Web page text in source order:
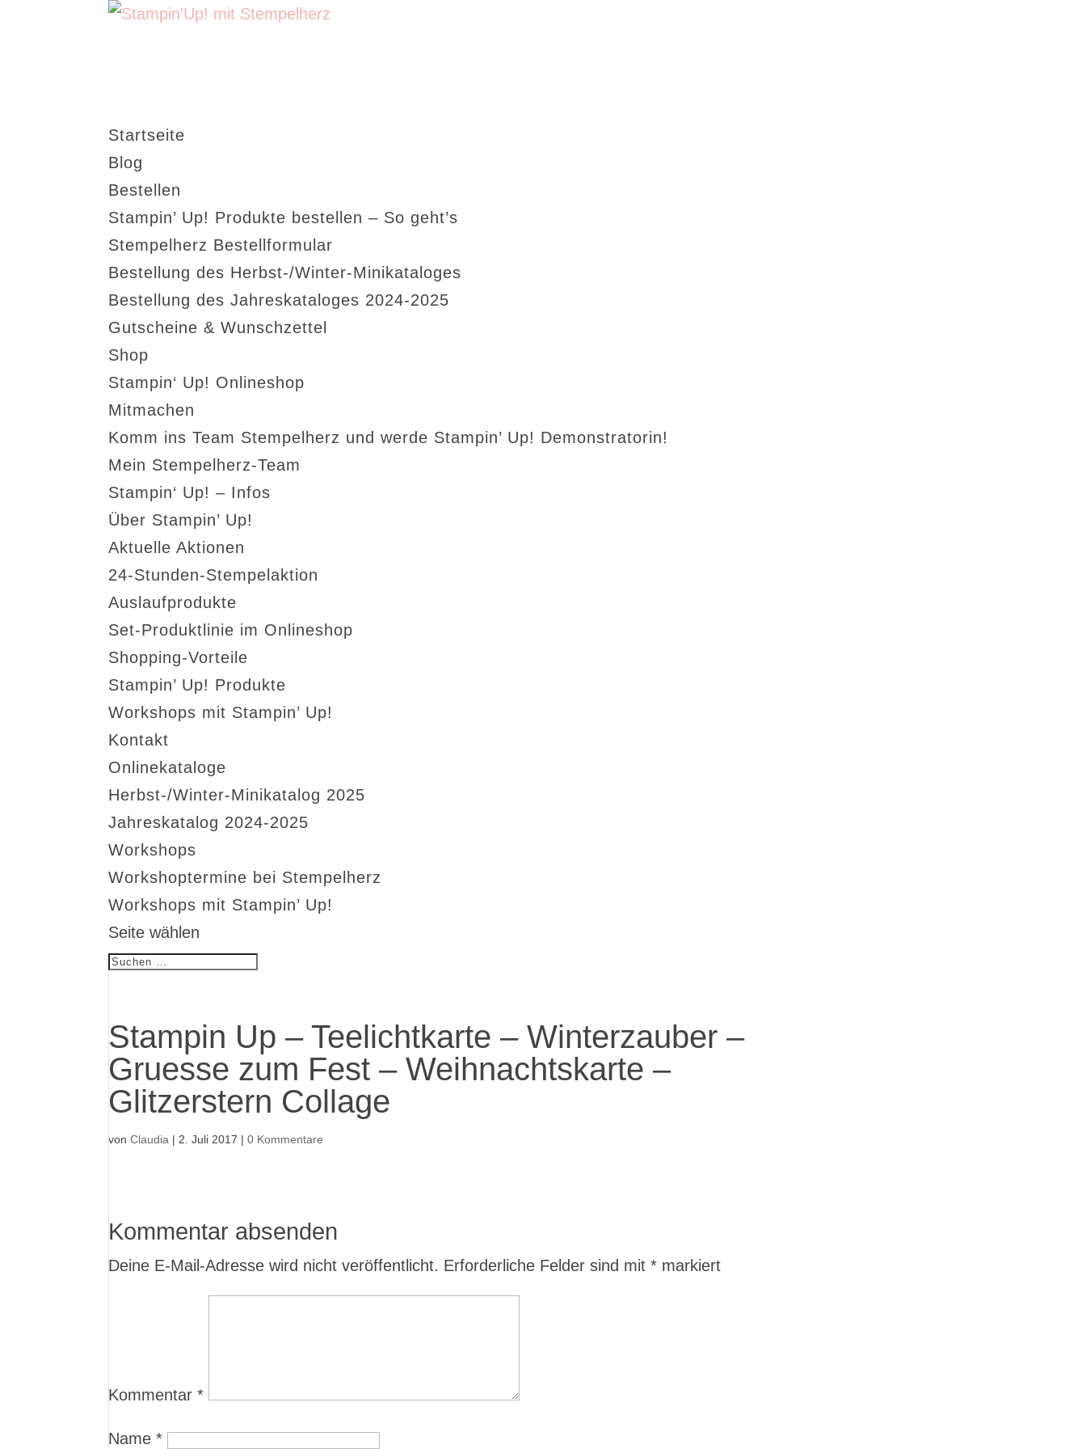
Startseite
Blog
Bestellen
Stampin’ Up! Produkte bestellen – So geht’s
Stempelherz Bestellformular
Bestellung des Herbst-/Winter-Minikataloges
Bestellung des Jahreskataloges 2024-2025
Gutscheine & Wunschzettel
Shop
Stampin‘ Up! Onlineshop
Mitmachen
Komm ins Team Stempelherz und werde Stampin’ Up! Demonstratorin!
Mein Stempelherz-Team
Stampin‘ Up! – Infos
Über Stampin’ Up!
Aktuelle Aktionen
24-Stunden-Stempelaktion
Auslaufprodukte
Set-Produktlinie im Onlineshop
Shopping-Vorteile
Stampin’ Up! Produkte
Workshops mit Stampin’ Up!
Kontakt
Onlinekataloge
Herbst-/Winter-Minikatalog 2025
Jahreskatalog 2024-2025
Workshops
Workshoptermine bei Stempelherz
Workshops mit Stampin’ Up!
Seite wählen
Stampin Up – Teelichtkarte – Winterzauber –
Gruesse zum Fest – Weihnachtskarte –
Glitzerstern Collage
vonClaudia | 2. Juli 2017 |0 Kommentare
Kommentar absenden
Deine E-Mail-Adresse wird nicht veröffentlicht. Erforderliche Felder sind mit* markiert
Kommentar*
Name*